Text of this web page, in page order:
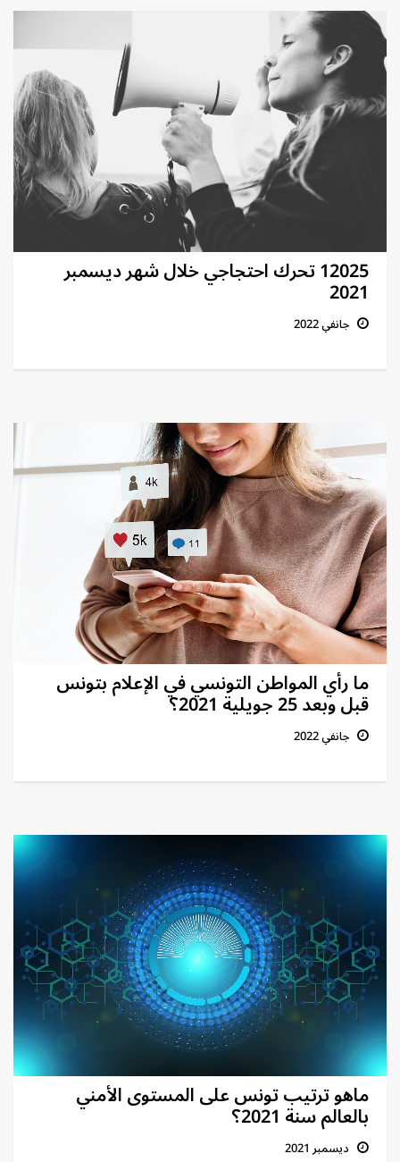
12025 تحرك احتجاجي خلال شهر ديسمبر
2021
جانفي 2022
ما رأي المواطن التونسي في الإعلام بتونس
قبل وبعد 25 جويلية 2021؟
جانفي 2022
ماهو ترتيب تونس على المستوى الأمني
بالعالم سنة 2021؟
ديسمبر 2021